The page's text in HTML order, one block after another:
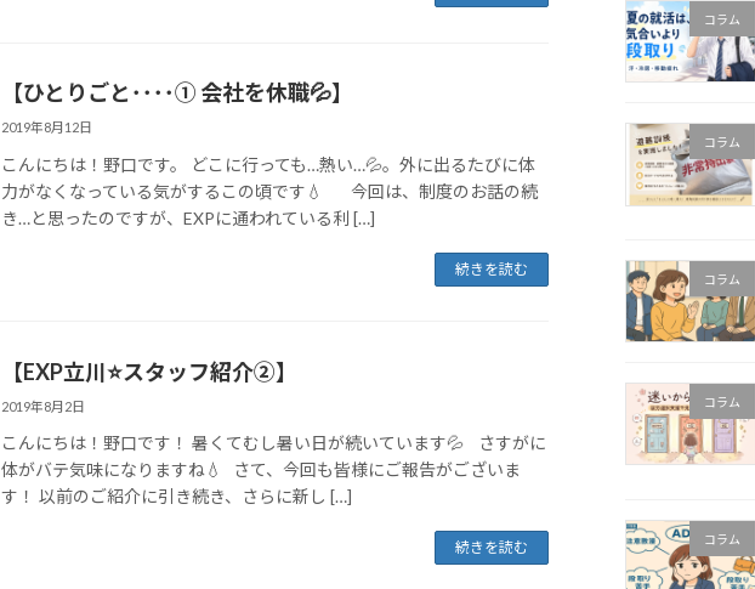
【ひとりごと････① 会社を休職💦】
2019年8月12日
こんにちは！野口です。 どこに行っても…熱い…💦。外に出るたびに体
力がなくなっている気がするこの頃です💧 今回は、制度のお話の続
き…と思ったのですが、EXPに通われている利 […]
続きを読む
【EXP立川⭐️スタッフ紹介②】
2019年8月2日
こんにちは！野口です！ 暑くてむし暑い日が続いています💦 さすがに
体がバテ気味になりますね💧 さて、今回も皆様にご報告がございま
す！ 以前のご紹介に引き続き、さらに新し […]
続きを読む
コラム
コラム
コラム
コラム
コラム